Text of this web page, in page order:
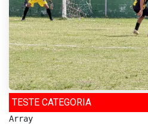
TESTE CATEGORIA
Array